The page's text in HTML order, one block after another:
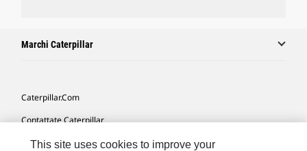
Marchi Caterpillar
Caterpillar.com
Contattate Caterpillar
Le Mie Preferenze Di Marketing
This site uses cookies to improve your